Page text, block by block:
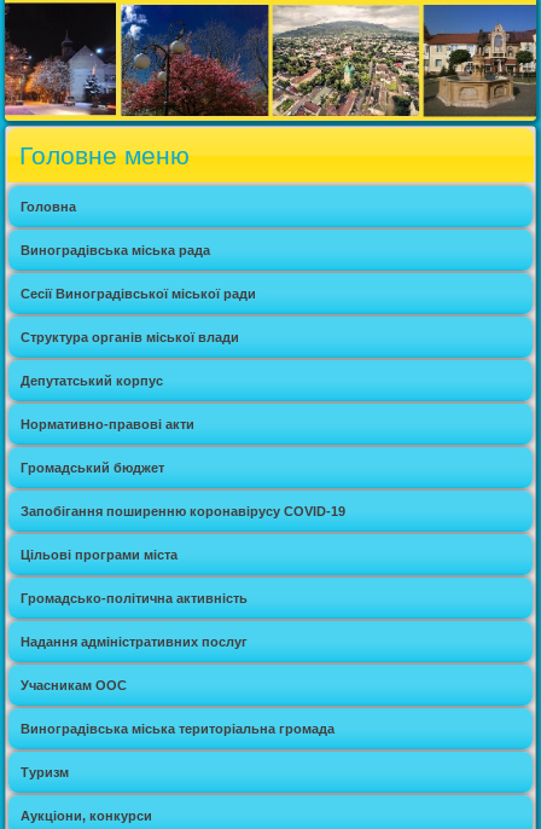
Головне меню
Головна
Виноградівська міська рада
Сесії Виноградівської міської ради
Структура органів міської влади
Депутатський корпус
Нормативно-правові акти
Громадський бюджет
Запобігання поширенню коронавірусу COVID-19
Цільові програми міста
Громадсько-політична активність
Надання адміністративних послуг
Учасникам ООС
Виноградівська міська територіальна громада
Туризм
Аукціони, конкурси